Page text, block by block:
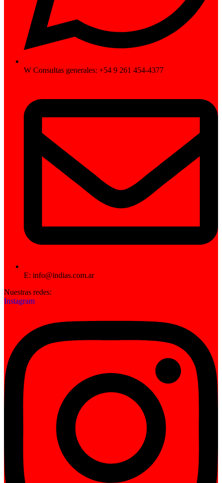
W Consultas generales: +54 9 261 454-4377
E: info@indias.com.ar
Nuestras redes:
Instagram